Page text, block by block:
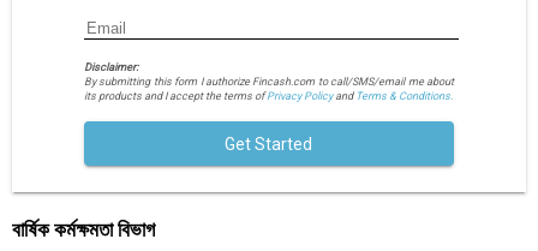
Disclaimer:
By submitting this form I authorize Fincash.com to call/SMS/email me about
its products and I accept the terms ofPrivacy Policyand Terms & Conditions.
Get Started
বার্ষিক কর্মক্ষমতা বিভাগ